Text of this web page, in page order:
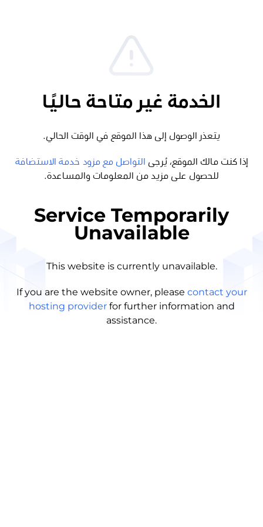
الخدمة غير متاحة حاليًا
يتعذر الوصول إلى هذا الموقع في الوقت الحالي.
إذا كنت مالك الموقع، يُرجى
التواصل مع مزود خدمة الاستضافة
للحصول على مزيد من المعلومات والمساعدة.
Service Temporarily
Unavailable
This website is currently unavailable.
If you are the website owner, please contact your
hosting provider for further information and
assistance.